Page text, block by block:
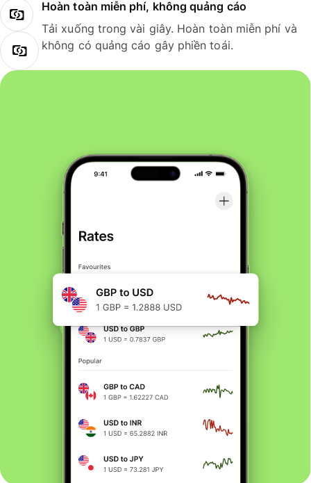
Hoàn toàn miễn phí, không quảng cáo
Tải xuống trong vài giây. Hoàn toàn miễn phí và
không có quảng cáo gây phiền toái.